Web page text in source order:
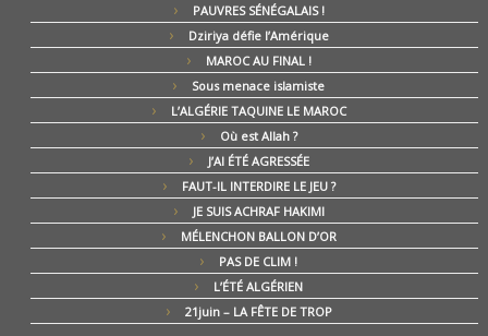
PAUVRES SÉNÉGALAIS !
Dziriya défie l’Amérique
MAROC AU FINAL !
Sous menace islamiste
L’ALGÉRIE TAQUINE LE MAROC
Où est Allah ?
J’AI ÉTÉ AGRESSÉE
FAUT-IL INTERDIRE LE JEU ?
JE SUIS ACHRAF HAKIMI
MÉLENCHON BALLON D’OR
PAS DE CLIM !
L’ÉTÉ ALGÉRIEN
21juin – LA FÊTE DE TROP